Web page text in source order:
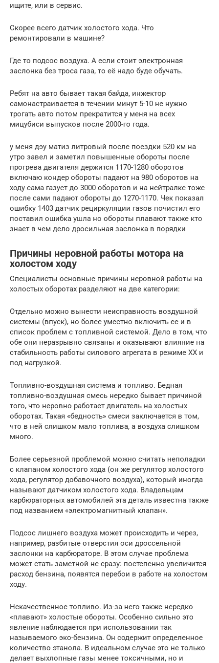
ищите, или в сервис.
Скорее всего датчик холостого хода. Что
ремонтировали в машине?
Где то подсос воздуха. А если стоит электронная
заслонка без троса газа, то её надо буде обучать.
Ребят на авто бывает такая байда, инжектор
самонастраивается в течении минут 5-10 не нужно
трогать авто потом прекратится у меня на всех
мицубиси выпусков после 2000-го года.
у меня дэу матиз литровый после поездки 520 км на
утро завел и заметил повышенные обороты после
прогрева двигателя держится 1170-1280 оборотов
включаю кондер обороты падают на 980 оборотов на
ходу сама газует до 3000 оборотов и на нейтралке тоже
после сами падают обороты до 1270-1170. Чек показал
ошибку 1403 датчик рециркуляции газов почистил его
поставил ошибка ушла но обороты плавают также кто
знает в чем дело дросильная заслонка в порядки
Причины неровной работы мотора на
холостом ходу
Специалисты основные причины неровной работы на
холостых оборотах разделяют на две категории:
Отдельно можно вынести неисправность воздушной
системы (впуск), но более уместно включить ее и в
список проблем с топливной системой. Дело в том, что
обе они неразрывно связаны и оказывают влияние на
стабильность работы силового агрегата в режиме ХХ и
под нагрузкой.
Топливно-воздушная система и топливо. Бедная
топливно-воздушная смесь нередко бывает причиной
того, что неровно работает двигатель на холостых
оборотах. Такая «бедность» смеси заключается в том,
что в ней слишком мало топлива, а воздуха слишком
много.
Более серьезной проблемой можно считать неполадки
с клапаном холостого хода (он же регулятор холостого
хода, регулятор добавочного воздуха), который иногда
называют датчиком холостого хода. Владельцам
карбюраторных автомобилей эта деталь известна также
под названием «электромагнитный клапан».
Подсос лишнего воздуха может происходить и через,
например, разбитые отверстия оси дроссельной
заслонки на карбюраторе. В этом случае проблема
может стать заметной не сразу: постепенно увеличится
расход бензина, появятся перебои в работе на холостом
ходу.
Некачественное топливо. Из-за него также нередко
«плавают» холостые обороты. Особенно сильно это
явление наблюдается при использовании так
называемого эко-бензина. Он содержит определенное
количество этанола. В идеальном случае это не только
делает выхлопные газы менее токсичными, но и